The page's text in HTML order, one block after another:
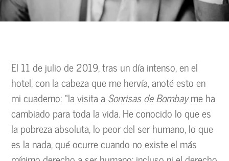
El 11 de julio de 2019, tras un día intenso, en el
hotel, con la cabeza que me hervía, anoté esto en
mi cuaderno: «la visita a Sonrisas de Bombayme ha
cambiado para toda la vida. He conocido lo que es
la pobreza absoluta, lo peor del ser humano, lo que
es la nada, qué ocurre cuando no existe el más